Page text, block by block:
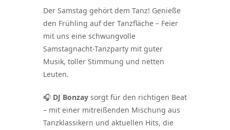
Der Samstag gehört dem Tanz! Genieße
den Frühling auf der Tanzfläche – Feier
mit uns eine schwungvolle
Samstagnacht-Tanzparty mit guter
Musik, toller Stimmung und netten
Leuten.
🎧 DJ Bonzay sorgt für den richtigen Beat
– mit einer mitreißenden Mischung aus
Tanzklassikern und aktuellen Hits, die